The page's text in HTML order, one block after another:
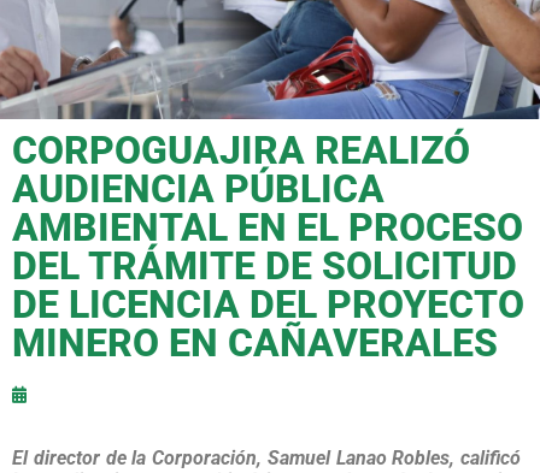
CORPOGUAJIRA REALIZÓ
AUDIENCIA PÚBLICA
AMBIENTAL EN EL PROCESO
DEL TRÁMITE DE SOLICITUD
DE LICENCIA DEL PROYECTO
MINERO EN CAÑAVERALES
El director de la Corporación, Samuel Lanao Robles, calificó